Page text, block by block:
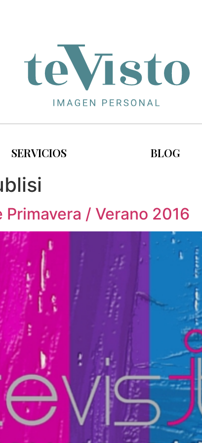
SERVICIOS BLOG
/ Verano 2016